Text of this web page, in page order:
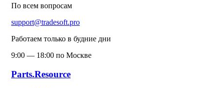
По всем вопросам
support@tradesoft.pro
Работаем только в будние дни
9:00 — 18:00 по Москве
Parts.Resource